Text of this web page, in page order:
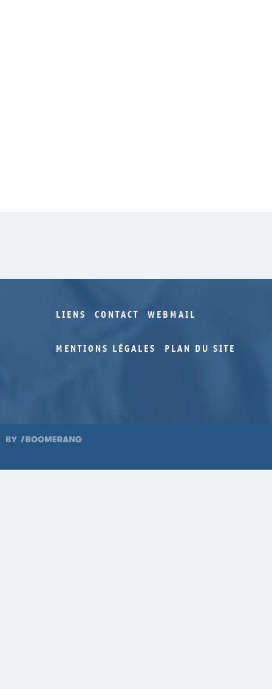
LIENS CONTACT WEBMAIL
MENTIONS LÉGALES PLAN DU SITE